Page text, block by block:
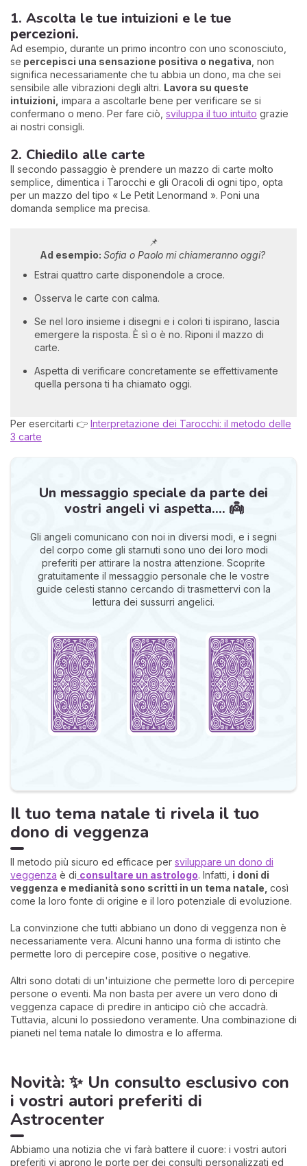
1. Ascolta le tue intuizioni e le tue
percezioni.
Ad esempio, durante un primo incontro con uno sconosciuto,
se percepisci una sensazione positiva o negativa , non
significa necessariamente che tu abbia un dono, ma che sei
sensibile alle vibrazioni degli altri. Lavora su queste
intuizioni, impara a ascoltarle bene per verificare se si
confermano o meno. Per fare ciò, sviluppa il tuo intuito grazie
ai nostri consigli.
2. Chiedilo alle carte
Il secondo passaggio è prendere un mazzo di carte molto
semplice, dimentica i Tarocchi e gli Oracoli di ogni tipo, opta
per un mazzo del tipo « Le Petit Lenormand ». Poni una
domanda semplice ma precisa.
📌
Ad esempio: Sofia o Paolo mi chiameranno oggi?
Estrai quattro carte disponendole a croce.
Osserva le carte con calma.
Se nel loro insieme i disegni e i colori ti ispirano, lascia
emergere la risposta. È sì o è no. Riponi il mazzo di
carte.
Aspetta di verificare concretamente se effettivamente
quella persona ti ha chiamato oggi.
Per esercitarti 👉 Interpretazione dei Tarocchi: il metodo delle
3 carte
Un messaggio speciale da parte dei
vostri angeli vi aspetta.... 👼
Gli angeli comunicano con noi in diversi modi, e i segni
del corpo come gli starnuti sono uno dei loro modi
preferiti per attirare la nostra attenzione. Scoprite
gratuitamente il messaggio personale che le vostre
guide celesti stanno cercando di trasmettervi con la
lettura dei sussurri angelici.
Il tuo tema natale ti rivela il tuo
dono di veggenza
Il metodo più sicuro ed efficace per sviluppare un dono di
veggenza è di consultare un astrologo. Infatti, i doni di
veggenza e medianità sono scritti in un tema natale, così
come la loro fonte di origine e il loro potenziale di evoluzione.
La convinzione che tutti abbiano un dono di veggenza non è
necessariamente vera. Alcuni hanno una forma di istinto che
permette loro di percepire cose, positive o negative.
Altri sono dotati di un'intuizione che permette loro di percepire
persone o eventi. Ma non basta per avere un vero dono di
veggenza capace di predire in anticipo ciò che accadrà.
Tuttavia, alcuni lo possiedono veramente. Una combinazione di
pianeti nel tema natale lo dimostra e lo afferma.
Novità: ✨ Un consulto esclusivo con
i vostri autori preferiti di
Astrocenter
Abbiamo una notizia che vi farà battere il cuore: i vostri autori
preferiti vi aprono le porte per dei consulti personalizzati ed